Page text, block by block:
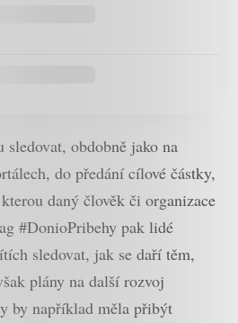
obdobně jako na
do předání cílové částky,
daný člověk či organizace
#DonioPribehy pak lidé
sledovat, jak se daří těm,
plány na další rozvoj
by například měla přibýt